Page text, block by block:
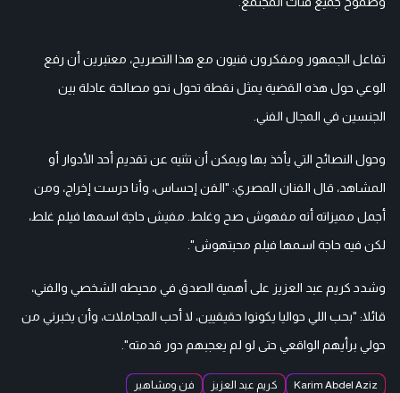
تفاعل الجمهور ومفكرون فنيون مع هذا التصريح، معتبرين أن رفع
الوعي حول هذه القضية يمثل نقطة تحول نحو مصالحة عادلة بين
الجنسين في المجال الفني.
وحول النصائح التي يأخذ بها ويمكن أن تثنيه عن تقديم أحد الأدوار أو
المشاهد، قال الفنان المصري: "الفن إحساس، وأنا درست إخراج، ومن
أجمل مميزاته أنه مفهوش صح وغلط. مفيش حاجة اسمها فيلم غلط،
لكن فيه حاجة اسمها فيلم محبتهوش".
وشدد كريم عبد العزيز على أهمية الصدق في محيطه الشخصي والفني،
قائلا: "بحب اللي حواليا يكونوا حقيقيين، لا أحب المجاملات، وأن يخبرني من
حولي برأيهم الواقعي حتى لو لم يعجبهم دور قدمته".
Karim Abdel Aziz كريم عبد العزيز فن ومشاهير